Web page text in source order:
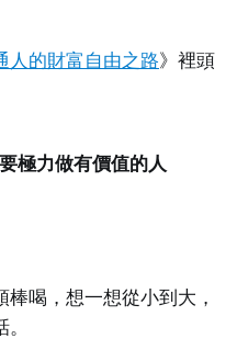
人的財富自由之路》裡頭
極力做有價值的人
喝，想一想從小到大，